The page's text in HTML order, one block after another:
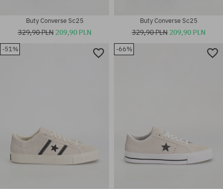
Buty Converse Sc25
329,90 PLN 209,90 PLN
Buty Converse Sc25
329,90 PLN 209,90 PLN
-51% -66%